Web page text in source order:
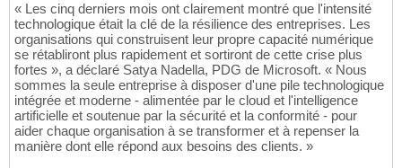
« Les cinq derniers mois ont clairement montré que l'intensité
technologique était la clé de la résilience des entreprises. Les
organisations qui construisent leur propre capacité numérique
se rétabliront plus rapidement et sortiront de cette crise plus
fortes », a déclaré Satya Nadella, PDG de Microsoft. « Nous
sommes la seule entreprise à disposer d'une pile technologique
intégrée et moderne - alimentée par le cloud et l'intelligence
artificielle et soutenue par la sécurité et la conformité - pour
aider chaque organisation à se transformer et à repenser la
manière dont elle répond aux besoins des clients. »